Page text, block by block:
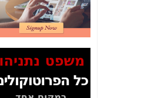
2" על תעלולי השר
משה כחלון -כאן
הסלולר" ואיך מסרסים
את הנתונים לציבור -
כאן